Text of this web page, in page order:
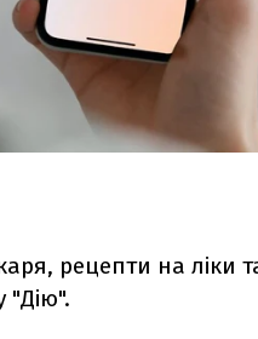
рецепти на ліки
"Дію".